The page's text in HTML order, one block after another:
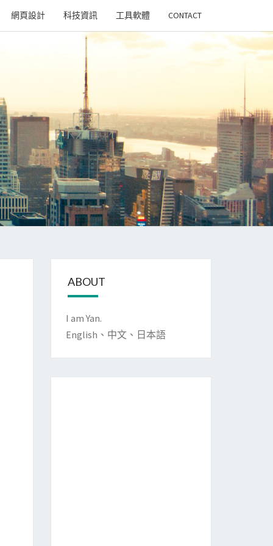
網頁設計 科技資訊 工具軟體 CONTACT
ABOUT
I am Yan.
English、中文、日本語